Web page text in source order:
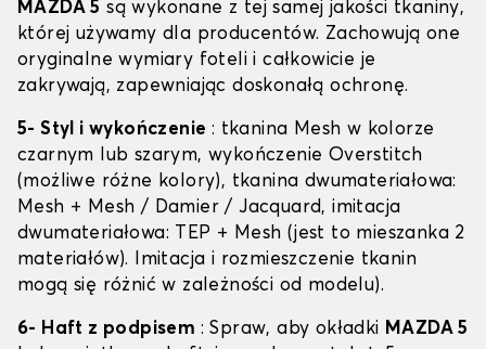
MAZDA 5 są wykonane z tej samej jakości tkaniny,
której używamy dla producentów. Zachowują one
oryginalne wymiary foteli i całkowicie je
zakrywają, zapewniając doskonałą ochronę.
5- Styl i wykończenie : tkanina Mesh w kolorze
czarnym lub szarym, wykończenie Overstitch
(możliwe różne kolory), tkanina dwumateriałowa:
Mesh + Mesh / Damier / Jacquard, imitacja
dwumateriałowa: TEP + Mesh (jest to mieszanka 2
materiałów). Imitacja i rozmieszczenie tkanin
mogą się różnić w zależności od modelu).
6- Haft z podpisem : Spraw, aby okładki MAZDA 5